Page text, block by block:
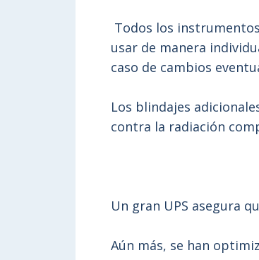
Todos los
usar de manera
caso de cambios
Los blindajes
contra la radiación
Un gran UPS asegura
Aún más, se han